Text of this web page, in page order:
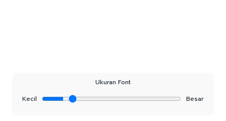
Ukuran Font
Kecil
Besar